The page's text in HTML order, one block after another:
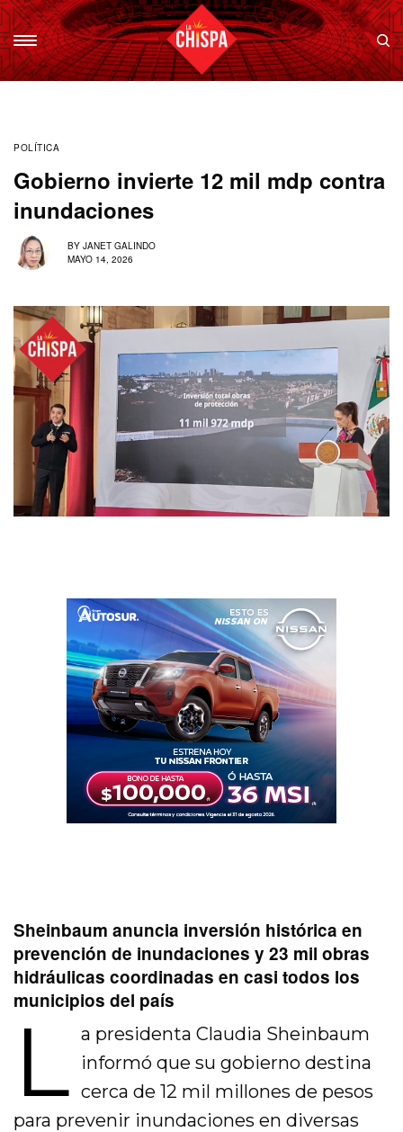
POLÍTICA
Gobierno invierte 12 mil mdp contra
inundaciones
BY JANET GALINDO
MAYO 14, 2026
Sheinbaum anuncia inversión histórica en
prevención de inundaciones y 23 mil obras
hidráulicas coordinadas en casi todos los
municipios del país
L a presidenta Claudia Sheinbaum
informó que su gobierno destina
cerca de 12 mil millones de pesos
para prevenir inundaciones en diversas